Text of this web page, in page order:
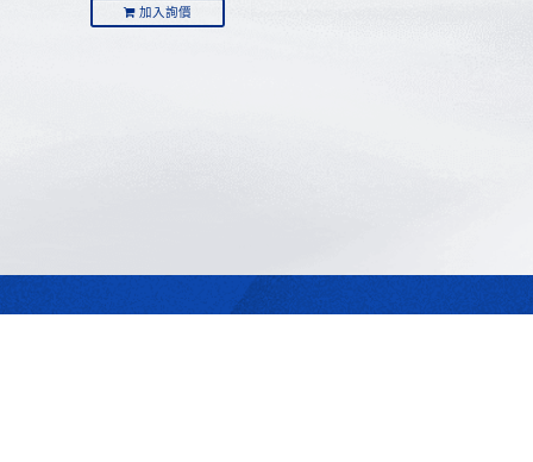
加入詢價